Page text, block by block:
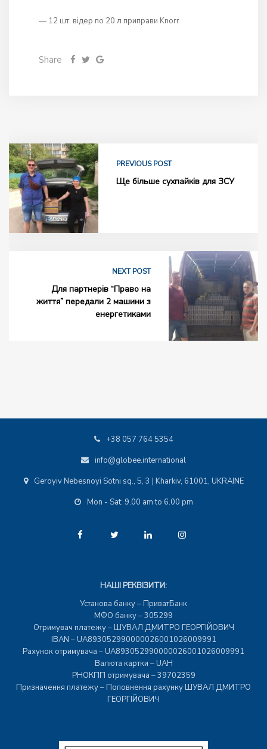
— 12 шт. відер по 20 л приправи Knorr
Share
PREVIOUS POST
Ще більше сухпайків для ЗСУ
NEXT POST
Для партнерів “Право на
життя” передали 2 машини з
енергетиками
+38 057 764 5354
info@globee.international
Geroyiv Nebesnoyi Sotni sq., 5, 3 | Kharkiv, 61001, UKRAINE
Mon - Sat: 9.00 am to 6.00 pm
НАШІ РЕКВІЗИТИ:
Установа банку – ПриватБанк
МФО банку – 305299
Отримувач платежу – ШУВАЛ ДМИТРО ГЕОРГІЙОВИЧ
IBAN – UA893052990000026001026009991
Рахунок отримувача – UA893052990000026001026009991
Валюта картки – UAH
РНОКПП отримувача – 39702359
Призначення платежу – Поповнення рахунку ШУВАЛ ДМИТРО
ГЕОРГІЙОВИЧ